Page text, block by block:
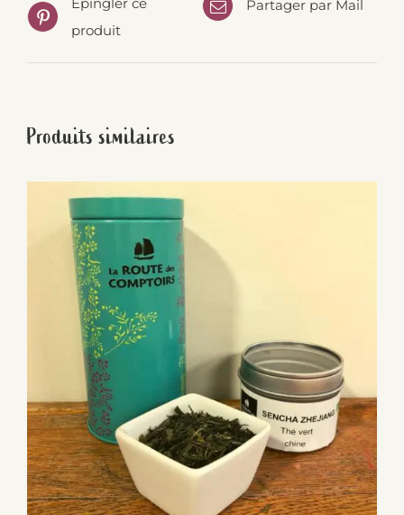
produit
Partager par Mail
Produits similaires